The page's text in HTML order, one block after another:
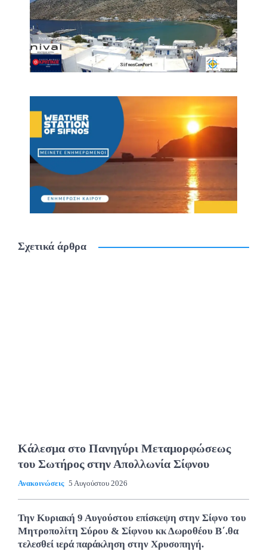
Σχετικά άρθρα
Κάλεσμα στο Πανηγύρι Μεταμορφώσεως
του Σωτήρος στην Απολλωνία Σίφνου
Ανακοινώσεις 5 Αυγούστου 2026
Την Κυριακή 9 Αυγούστου επίσκεψη στην Σίφνο του
Μητροπολίτη Σύρου & Σίφνου κκ Δωροθέου Β΄.θα
τελεσθεί ιερά παράκληση στην Χρυσοπηγή.